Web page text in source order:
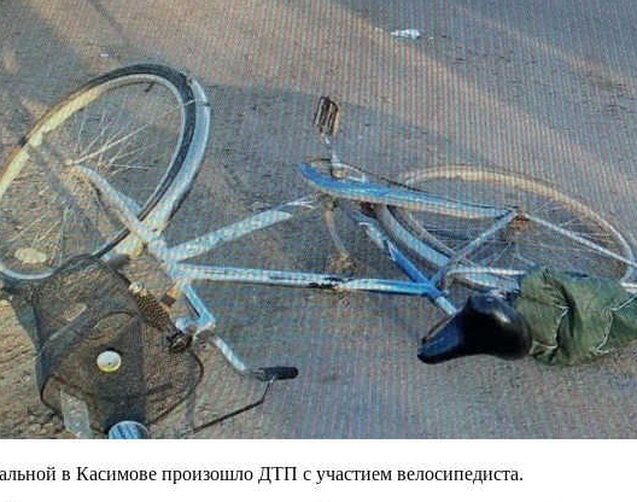
в Касимове произошло ДТП с участием велосипедиста.